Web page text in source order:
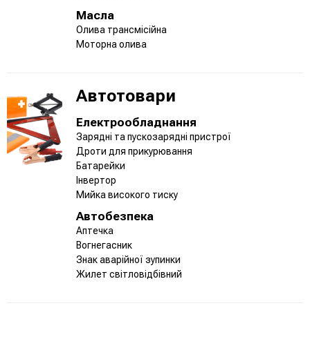
Масла
Олива трансмісійна
Моторна олива
Автотовари
Електрообладнання
Зарядні та пускозарядні пристрої
Дроти для прикурювання
Батарейки
Інвертор
Мийка високого тиску
Автобезпека
Аптечка
Вогнегасник
Знак аварійної зупинки
Жилет світловідбівний